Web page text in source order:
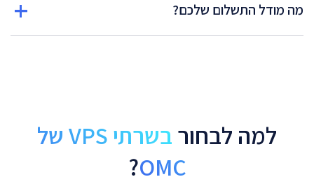
מה מודל התשלום שלכם?
למה לבחור
בשרתי VPS של
OMC
?